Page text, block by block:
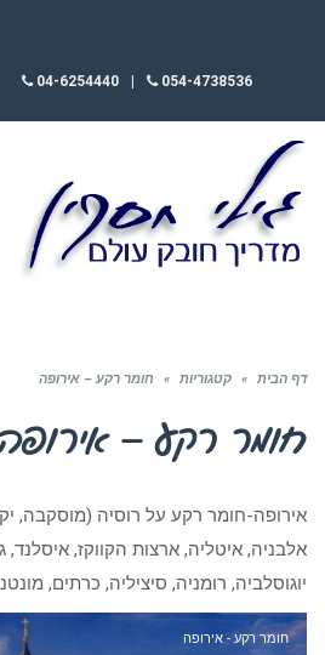
054-4738536
04-6254440
דף הבית » קטגוריות » חומר רקע – אירופה
חומר רקע –
אירופה-חומר רקע על רוסיה (מוסקבה,
אלבניה, איטליה, ארצות הקווקז, איסלנד,
יוגוסלביה, רומניה, סיציליה, כרתים,
חומר רקע - אירופה